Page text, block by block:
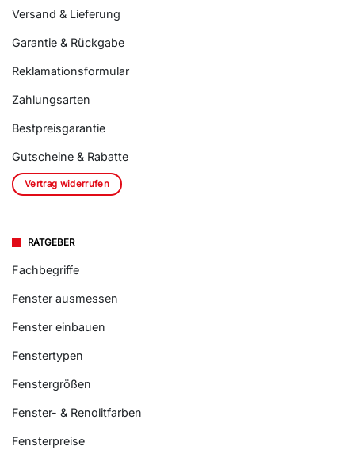
Versand & Lieferung
Garantie & Rückgabe
Reklamationsformular
Zahlungsarten
Bestpreisgarantie
Gutscheine & Rabatte
Vertrag widerrufen
RATGEBER
Fachbegriffe
Fenster ausmessen
Fenster einbauen
Fenstertypen
Fenstergrößen
Fenster- & Renolitfarben
Fensterpreise